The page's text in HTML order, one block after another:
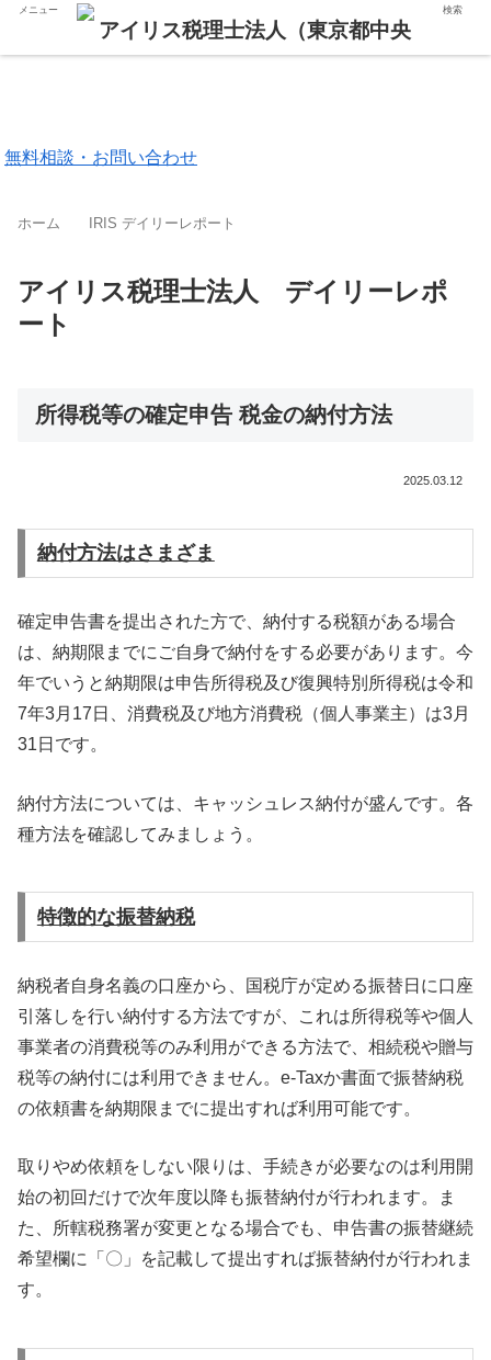
無料相談・お問い合わせ
ホーム IRIS デイリーレポート
アイリス税理士法人 デイリーレポ
ート
所得税等の確定申告 税金の納付方法
2025.03.12
納付方法はさまざま
確定申告書を提出された方で、納付する税額がある場合
は、納期限までにご自身で納付をする必要があります。今
年でいうと納期限は申告所得税及び復興特別所得税は令和
7年3月17日、消費税及び地方消費税（個人事業主）は3月
31日です。
納付方法については、キャッシュレス納付が盛んです。各
種方法を確認してみましょう。
特徴的な振替納税
納税者自身名義の口座から、国税庁が定める振替日に口座
引落しを行い納付する方法ですが、これは所得税等や個人
事業者の消費税等のみ利用ができる方法で、相続税や贈与
税等の納付には利用できません。e-Taxか書面で振替納税
の依頼書を納期限までに提出すれば利用可能です。
取りやめ依頼をしない限りは、手続きが必要なのは利用開
始の初回だけで次年度以降も振替納付が行われます。ま
た、所轄税務署が変更となる場合でも、申告書の振替継続
希望欄に「〇」を記載して提出すれば振替納付が行われま
す。
メニュー 検索